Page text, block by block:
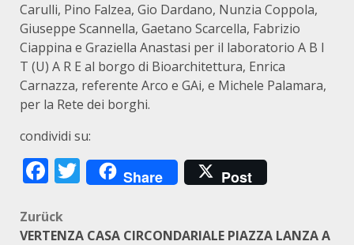
Carulli, Pino Falzea, Gio Dardano, Nunzia Coppola,
Giuseppe Scannella, Gaetano Scarcella, Fabrizio
Ciappina e Graziella Anastasi per il laboratorio A B I
T (U) A R E al borgo di Bioarchitettura, Enrica
Carnazza, referente Arco e GAi, e Michele Palamara,
per la Rete dei borghi.
condividi su:
Facebook
Twitter
Share Post
Beitragsnavigation
Zurück
VERTENZA CASA CIRCONDARIALE PIAZZA LANZA A